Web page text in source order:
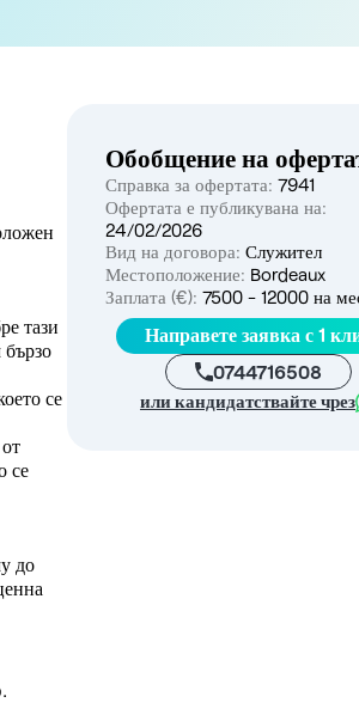
тази
се
се
до
Обобщение на
Справка за офертата: 7941
Офертата е публикувана на:
24/02/2026
Вид на договора: Служител
Местоположение: Bordeaux
Заплата (€): 7500 - 12000 на
Направете заявка с 1
0744716508
или кандидатствайте чрез